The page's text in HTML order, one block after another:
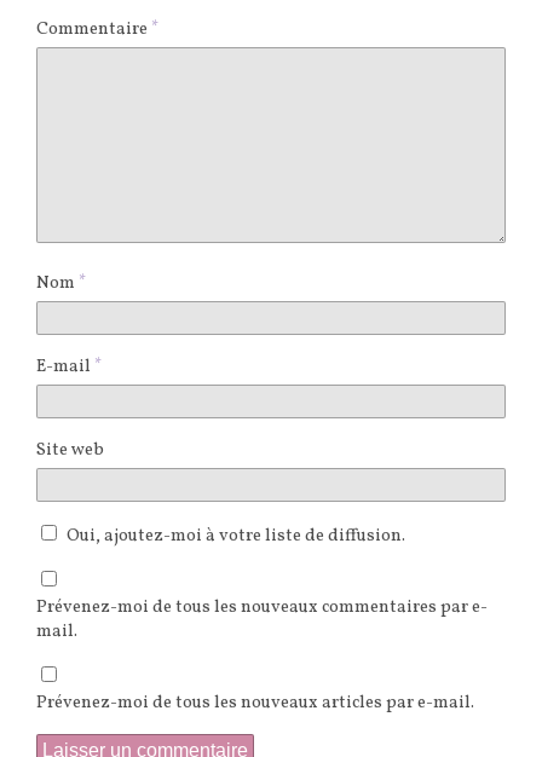
Commentaire *
Nom *
E-mail *
Site web
Oui, ajoutez-moi à votre liste de diffusion.
Prévenez-moi de tous les nouveaux commentaires par e-
mail.
Prévenez-moi de tous les nouveaux articles par e-mail.